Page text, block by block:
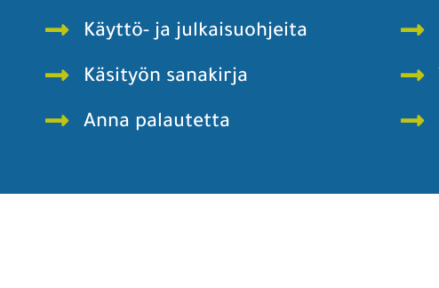
Käyttö- ja julkaisuohjeita
Käsityön sanakirja
Anna palautetta